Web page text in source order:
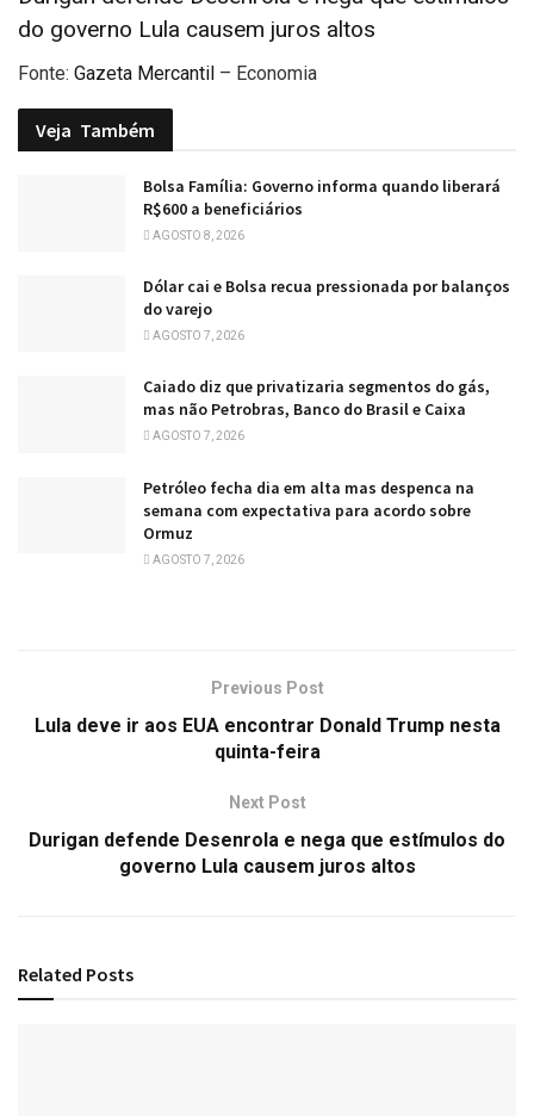
do governo Lula causem juros altos
Fonte: Gazeta Mercantil – Economia
Veja Também
Bolsa Família: Governo informa quando liberará
R$600 a beneficiários
AGOSTO 8, 2026
Dólar cai e Bolsa recua pressionada por balanços
do varejo
AGOSTO 7, 2026
Caiado diz que privatizaria segmentos do gás,
mas não Petrobras, Banco do Brasil e Caixa
AGOSTO 7, 2026
Petróleo fecha dia em alta mas despenca na
semana com expectativa para acordo sobre
Ormuz
AGOSTO 7, 2026
Previous Post
Lula deve ir aos EUA encontrar Donald Trump nesta
quinta-feira
Next Post
Durigan defende Desenrola e nega que estímulos do
governo Lula causem juros altos
Related Posts